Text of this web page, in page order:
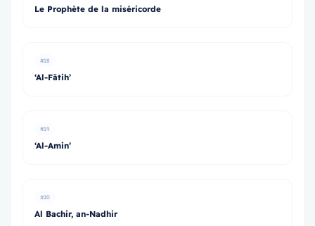
Le Prophète de la miséricorde
#18
‘Al-Fātih’
#19
‘Al-Amin’
#20
Al Bachir, an-Nadhir